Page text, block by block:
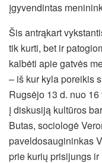
įgyvendintas
Šis antrąkart
tik kurti, bet ir
kalbėti apie gatvės
– iš kur kyla poreikis
Rugsėjo 13 d. nuo
į diskusiją kultūros
Butas, sociologė
paveldosaugininkas
prie kurių prisijungs